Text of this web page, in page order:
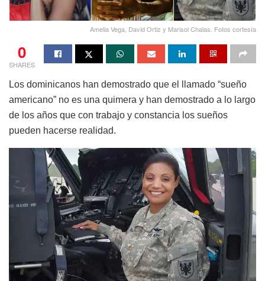
Amelia Vega, David Ortiz y Marisol Chalas. Fotos cortesía
0
SHARES
Los dominicanos han demostrado que el llamado “sueño
americano” no es una quimera y han demostrado a lo largo
de los años que con trabajo y constancia los sueños
pueden hacerse realidad.